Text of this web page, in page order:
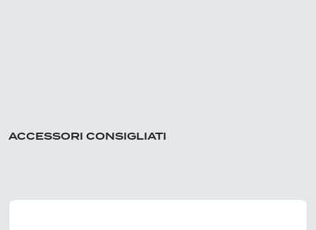
ACCESSORI CONSIGLIATI